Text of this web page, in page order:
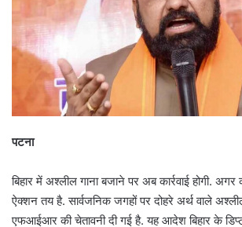
पटना
बिहार में अश्लील गाना बजाने पर अब कार्रवाई होगी.
ऐक्शन तय है. सार्वजनिक जगहों पर दोहरे अर्थ वाले
एफआईआर की चेतावनी दी गई है. यह आदेश बिहार के